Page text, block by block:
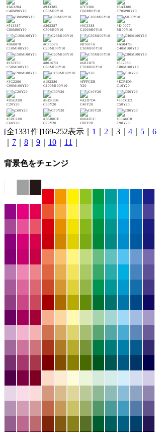
#A63284
C40M90Y10
#933385
C50M90Y10
#7F3386
C60M90Y10
#6A3386
C70M90Y10
#513387
C80M90Y10
#363387
C90M90Y10
#0C3388
C100M90Y10
#E40077
M100Y10
#D60078
C10M100Y10
#C70079
C20M100Y10
#B7007A
C30M100Y10
#A5047B
C40M100Y10
#930F7C
C50M100Y10
#80167D
C60M100Y10
#6B1B7E
C70M100Y10
#532983
C80M100Y10
#3C2280
C90M100Y10
#1E2380
C100M100Y10
#FFFCDB
Y20
#ECF4D9
C10Y20
#D5EAD8
C20Y20
#BDE1D6
C30Y20
#A2D7D4
C40Y20
#83CCD2
C50Y20
#5DC2D0
C60Y20
#1BB8CE
C70Y20
#00AFCC
C80Y20
#00A6CB
C90Y20
[全1331件]169-252表示｜ 1 2 ｜3｜ 4 5
6
7 8 9 10 11
背景色をチェンジ